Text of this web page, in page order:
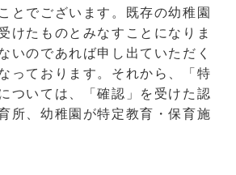
とでございます。既存の幼稚園
けたものとみなすことになりま
いのであれば申し出ていただく
っております。それから、「特
ついては、「確認」を受けた認
所、幼稚園が特定教育・保育施